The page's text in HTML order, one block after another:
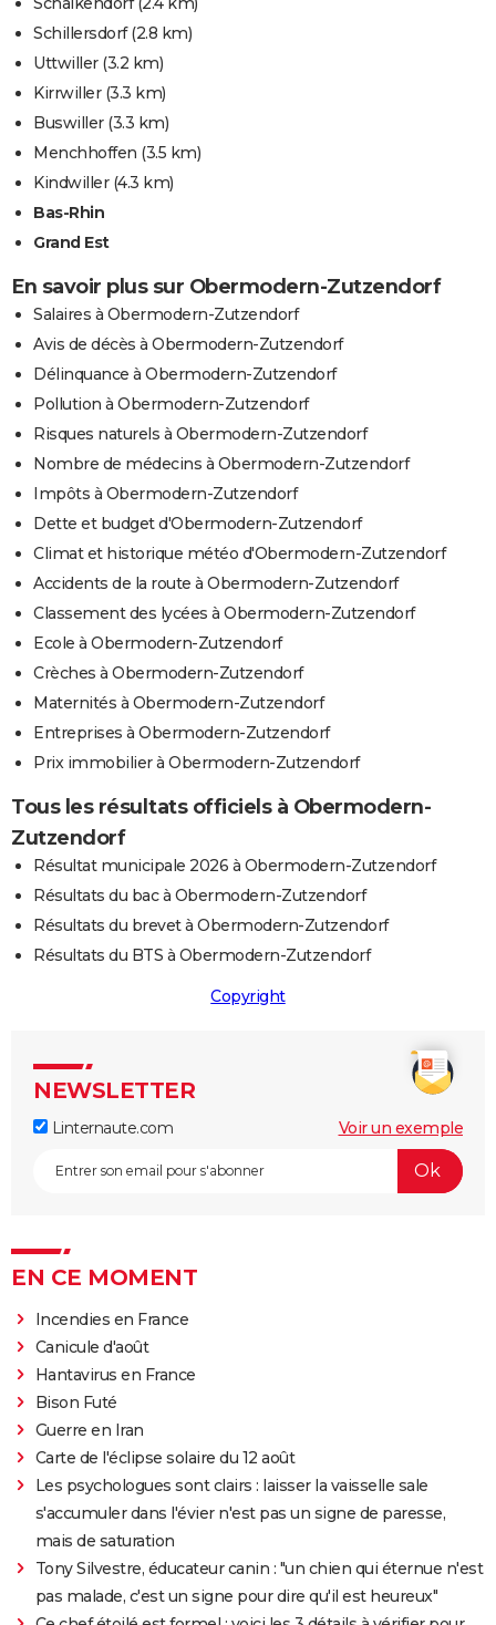
Schillersdorf(2.8 km)
Uttwiller(3.2 km)
Kirrwiller(3.3 km)
Buswiller(3.3 km)
Menchhoffen (3.5 km)
Kindwiller(4.3 km)
Bas-Rhin
Grand Est
En savoir plus sur Obermodern-Zutzendorf
Salaires à Obermodern-Zutzendorf
Avis de décès à Obermodern-Zutzendorf
Délinquance à Obermodern-Zutzendorf
Pollution à Obermodern-Zutzendorf
Risques naturels à Obermodern-Zutzendorf
Nombre de médecins à Obermodern-Zutzendorf
Impôts à Obermodern-Zutzendorf
Dette et budget d'Obermodern-Zutzendorf
Climat et historique météo d'Obermodern-Zutzendorf
Accidents de la route à Obermodern-Zutzendorf
Classement des lycées à Obermodern-Zutzendorf
Ecole à Obermodern-Zutzendorf
Crèches à Obermodern-Zutzendorf
Maternités à Obermodern-Zutzendorf
Entreprises à Obermodern-Zutzendorf
Prix immobilier à Obermodern-Zutzendorf
Tous les résultats officiels à Obermodern-
Zutzendorf
Résultat municipale 2026 à Obermodern-Zutzendorf
Résultats du bac à Obermodern-Zutzendorf
Résultats du brevet à Obermodern-Zutzendorf
Résultats du BTS à Obermodern-Zutzendorf
Copyright
NEWSLETTER
Linternaute.com Voir un exemple
EN CE MOMENT
Incendies en France
Canicule d'août
Hantavirus en France
Bison Futé
Guerre en Iran
Carte de l'éclipse solaire du 12 août
Les psychologues sont clairs : laisser la vaisselle sale
s'accumuler dans l'évier n'est pas un signe de paresse,
mais de saturation
Tony Silvestre, éducateur canin : "un chien qui éternue n'est
pas malade, c'est un signe pour dire qu'il est heureux"